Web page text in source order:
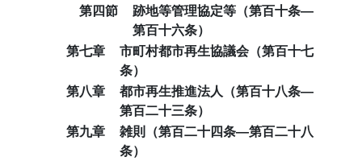
第四節
跡地等管理協定等（第百十条―
第百十六条）
第七章
市町村都市再生協議会（第百十七
条）
第八章
都市再生推進法人（第百十八条―
第百二十三条）
第九章
雑則（第百二十四条―第百二十八
条）